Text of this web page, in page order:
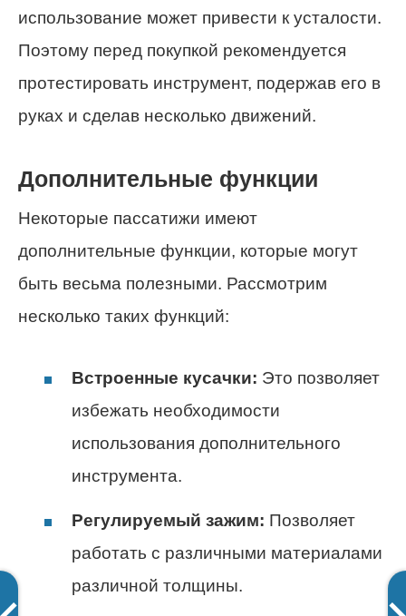
использование может привести к усталости.
Поэтому перед покупкой рекомендуется
протестировать инструмент, подержав его в
руках и сделав несколько движений.
Дополнительные функции
Некоторые пассатижи имеют
дополнительные функции, которые могут
быть весьма полезными. Рассмотрим
несколько таких функций:
Встроенные кусачки: Это позволяет
избежать необходимости
использования дополнительного
инструмента.
Регулируемый зажим: Позволяет
работать с различными материалами
различной толщины.